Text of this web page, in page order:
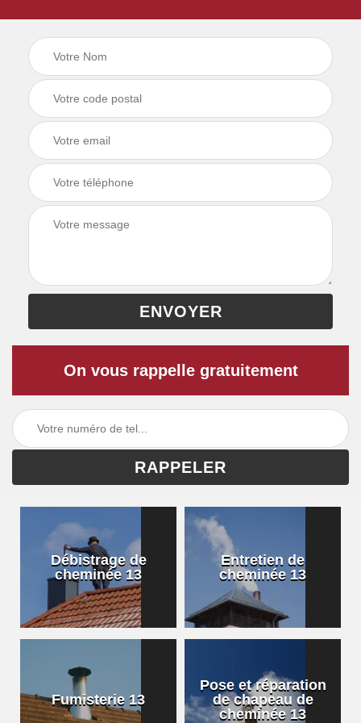
On vous rappelle gratuitement
Débistrage de
cheminée 13
Entretien de
cheminée 13
Fumisterie 13
Pose et réparation
de chapeau de
cheminée 13